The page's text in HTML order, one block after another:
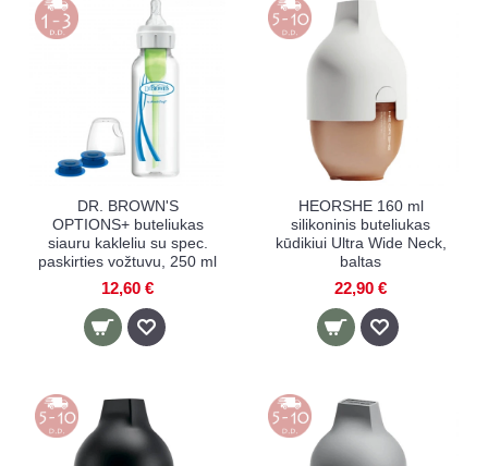
DR. BROWN'S
OPTIONS+ buteliukas
siauru kakleliu su spec.
paskirties vožtuvu, 250 ml
12,60 €
HEORSHE 160 ml
silikoninis buteliukas
kūdikiui Ultra Wide Neck,
baltas
22,90 €